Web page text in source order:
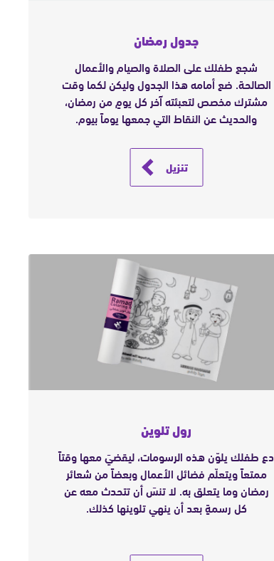
جدول رمضان
شجع طفلك على الصلاة والصيام والأعمال
الصالحة. ضع أمامه هذا الجدول وليكن لكما وقت
مشترك مخصص لتعبئته آخر كل يومٍ من رمضان،
والحديث عن النقاط التي جمعها يوماً بيوم.
تنزيل
رول تلوين
دع طفلك يلوّن هذه الرسومات، ليقضيَ معها وقتاً
ممتعاً ويتعلّم فضائل الأعمال وبعضاً من شعائر
رمضان وما يتعلق به. لا تنسَ أن تتحدث معه عن
كل رسمةٍ بعد أن ينهي تلوينها كذلك.